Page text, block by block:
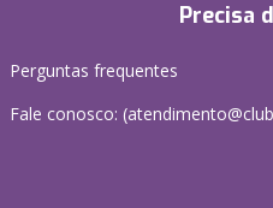
Precisa
Perguntas frequentes
Fale conosco: